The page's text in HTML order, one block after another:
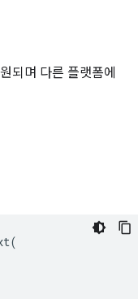
되며 다른 플랫폼에
(